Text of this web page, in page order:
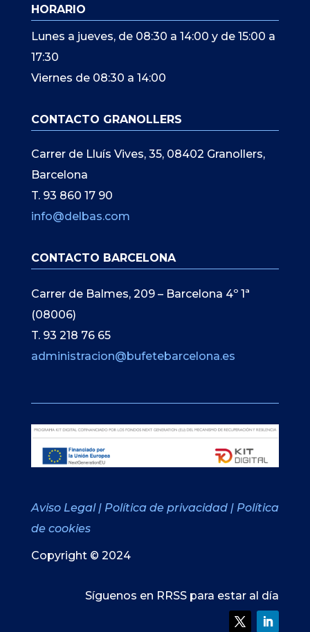
HORARIO
Lunes a jueves, de 08:30 a 14:00 y de 15:00 a
17:30
Viernes de 08:30 a 14:00
CONTACTO GRANOLLERS
Carrer de Lluís Vives, 35, 08402 Granollers,
Barcelona
T. 93 860 17 90
info@delbas.com
CONTACTO BARCELONA
Carrer de Balmes, 209 – Barcelona 4º 1ª
(08006)
T. 93 218 76 65
administracion@bufetebarcelona.es
Aviso Legal | Política de privacidad | Política
de cookies
Copyright © 2024
Síguenos en RRSS para estar al día